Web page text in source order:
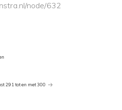
node/632
291 tot en met 300